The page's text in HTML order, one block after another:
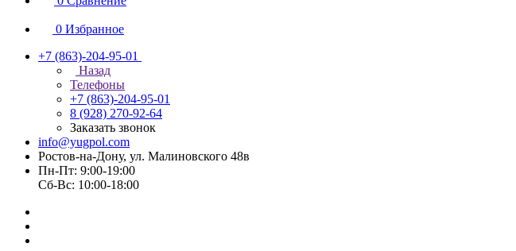
0 Избранное
+7 (863)-204-95-01
Назад
Телефоны
+7 (863)-204-95-01
8 (928) 270-92-64
Заказать звонок
info@yugpol.com
Ростов-на-Дону, ул. Малиновского 48в
Пн-Пт: 9:00-19:00
Cб-Вс: 10:00-18:00